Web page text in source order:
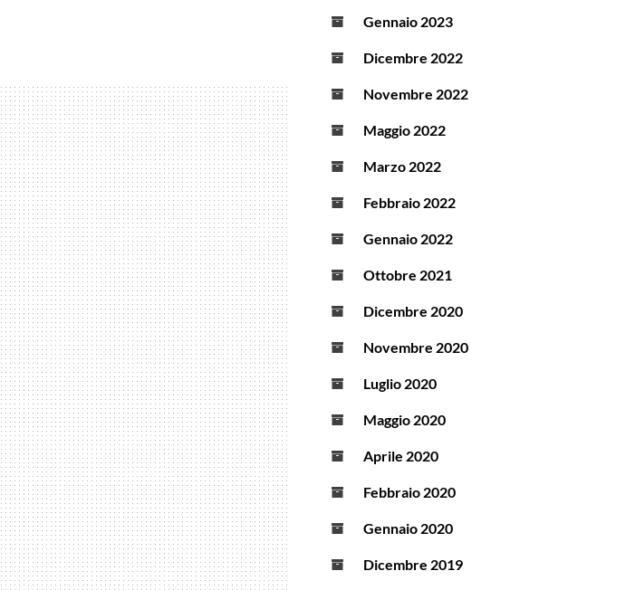
Gennaio 2023
Dicembre 2022
Novembre 2022
Maggio 2022
Marzo 2022
Febbraio 2022
Gennaio 2022
Ottobre 2021
Dicembre 2020
Novembre 2020
Luglio 2020
Maggio 2020
Aprile 2020
Febbraio 2020
Gennaio 2020
Dicembre 2019